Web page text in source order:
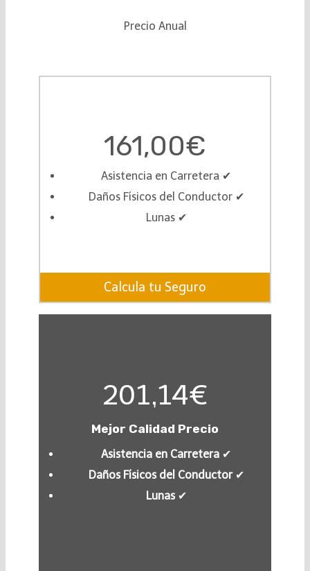
Precio Anual
161,00€
Asistencia en Carretera ✔︎
Daños Físicos del Conductor ✔︎
Lunas ✔︎
Calcula tu Seguro
201,14€
Mejor Calidad Precio
Asistencia en Carretera ✔︎
Daños Físicos del Conductor✔︎
Lunas✔︎